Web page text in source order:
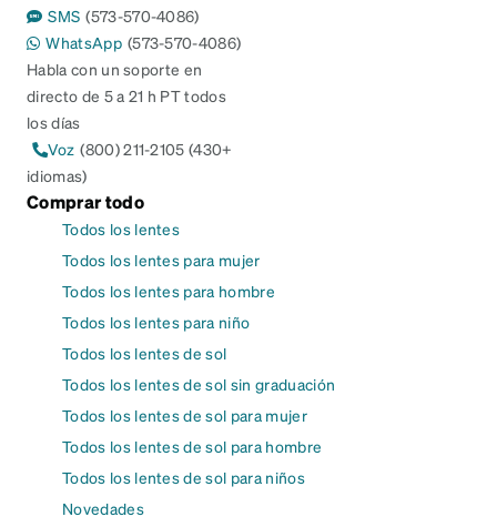
SMS (573-570-4086)
WhatsApp (573-570-4086)
Habla con un soporte en
directo de 5 a 21 h PT todos
los días
Voz (800) 211-2105 (430+
idiomas)
Comprar todo
Todos los lentes
Todos los lentes para mujer
Todos los lentes para hombre
Todos los lentes para niño
Todos los lentes de sol
Todos los lentes de sol sin graduación
Todos los lentes de sol para mujer
Todos los lentes de sol para hombre
Todos los lentes de sol para niños
Novedades